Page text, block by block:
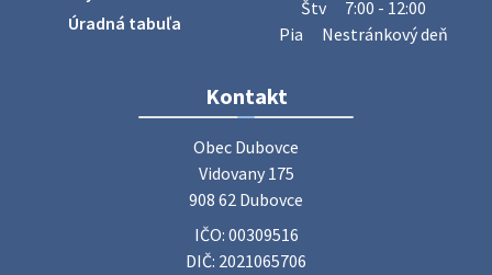
27. júla 2026 06:31
Zájazd do Veľkého Medera
Základná organizácia Únie žien Slovenska Dubovce
srdečne pozýva svoje členky, ich rodinných príslušníkov aj
priateľov na jednodňový zájazd na termálne kúpalisko
Úradná tabuľa
Štv
7:00 - 12:00
Pia
Nestránkový deň
Kontakt
Obec Dubovce
Vidovany 175
908 62 Dubovce
IČO: 00309516
DIČ: 2021065706